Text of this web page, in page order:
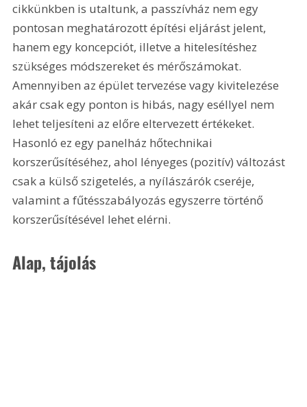
cikkünkben is utaltunk, a passzívház nem egy
pontosan meghatározott építési eljárást jelent,
hanem egy koncepciót, illetve a hitelesítéshez
szükséges módszereket és mérőszámokat.
Amennyiben az épület tervezése vagy kivitelezése
akár csak egy ponton is hibás, nagy eséllyel nem
lehet teljesíteni az előre eltervezett értékeket.
Hasonló ez egy panelház hőtechnikai
korszerűsítéséhez, ahol lényeges (pozitív) változást
csak a külső szigetelés, a nyílászárók cseréje,
valamint a fűtésszabályozás egyszerre történő
korszerűsítésével lehet elérni.
Alap, tájolás